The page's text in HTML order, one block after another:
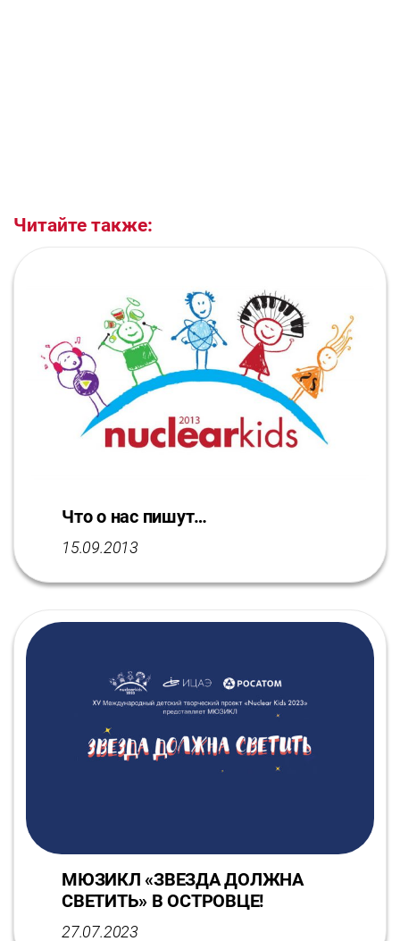
Читайте также:
Что о нас пишут…
15.09.2013
МЮЗИКЛ «ЗВЕЗДА ДОЛЖНА
СВЕТИТЬ» В ОСТРОВЦЕ!
27.07.2023